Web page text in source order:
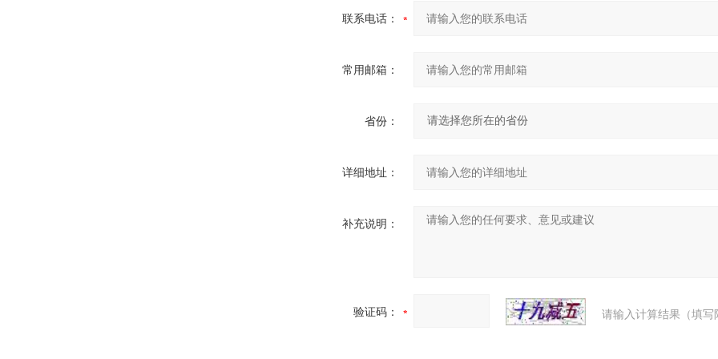
联系电话：
常用邮箱：
省份：
详细地址：
补充说明：
验证码： 请输入计算结果（填